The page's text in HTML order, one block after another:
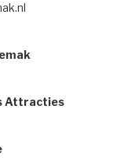
Attracties